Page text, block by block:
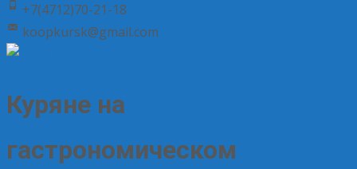
+7(4712)70-21-18
koopkursk@gmail.com
Куряне на
гастрономическом